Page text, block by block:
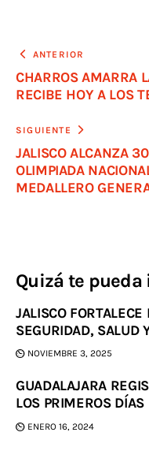
ANTERIOR
CHARROS AMARRA
RECIBE HOY A LOS
SIGUIENTE
JALISCO ALCANZA
OLIMPIADA
MEDALLERO
Quizá te
JALISCO
SEGURIDAD, SALUD
NOVIEMBRE 3, 2025
GUADALAJARA
LOS PRIMEROS
ENERO 16, 2024